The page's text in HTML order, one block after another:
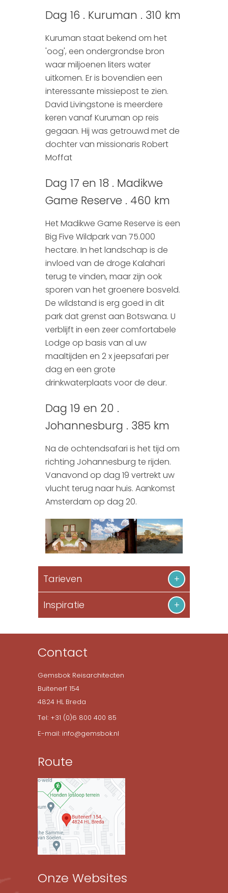
Dag 16 . Kuruman . 310 km
Kuruman staat bekend om het
'oog', een ondergrondse bron
waar miljoenen liters water
uitkomen. Er is bovendien een
interessante missiepost te zien.
David Livingstone is meerdere
keren vanaf Kuruman op reis
gegaan. Hij was getrouwd met de
dochter van missionaris Robert
Moffat
Dag 17 en 18 . Madikwe
Game Reserve . 460 km
Het Madikwe Game Reserve is een
Big Five Wildpark van 75.000
hectare. In het landschap is de
invloed van de droge Kalahari
terug te vinden, maar zijn ook
sporen van het groenere bosveld.
De wildstand is erg goed in dit
park dat grenst aan Botswana. U
verblijft in een zeer comfortabele
Lodge op basis van al uw
maaltijden en 2 x jeepsafari per
dag en een grote
drinkwaterplaats voor de deur.
Dag 19 en 20 .
Johannesburg . 385 km
Na de ochtendsafari is het tijd om
richting Johannesburg te rijden.
Vanavond op dag 19 vertrekt uw
vlucht terug naar huis. Aankomst
Amsterdam op dag 20.
Tarieven
Inspiratie
Contact
Gemsbok Reisarchitecten
Buitenerf 154
4824 HL Breda
Tel: +31 (0)6 800 400 85
E-mail: info@gemsbok.nl
Route
Onze Websites